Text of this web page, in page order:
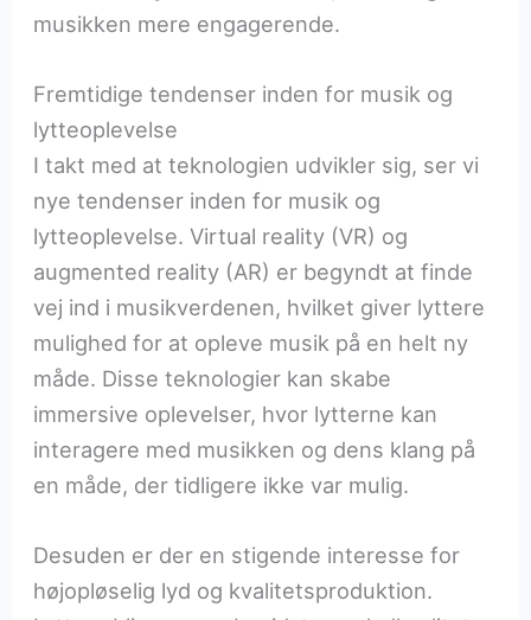
musikken mere engagerende.
Fremtidige tendenser inden for musik og
lytteoplevelse
I takt med at teknologien udvikler sig, ser vi
nye tendenser inden for musik og
lytteoplevelse. Virtual reality (VR) og
augmented reality (AR) er begyndt at finde
vej ind i musikverdenen, hvilket giver lyttere
mulighed for at opleve musik på en helt ny
måde. Disse teknologier kan skabe
immersive oplevelser, hvor lytterne kan
interagere med musikken og dens klang på
en måde, der tidligere ikke var mulig.
Desuden er der en stigende interesse for
højopløselig lyd og kvalitetsproduktion.